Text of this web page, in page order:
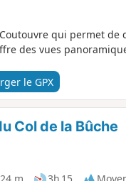
qui permet de
des vues
le GPX
Col de la Bûche